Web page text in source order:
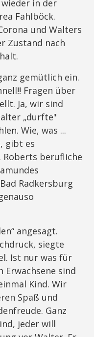
in der
Fahlböck.
und Walters
Zustand nach
gemütlich ein.
Fragen über
Ja, wir sind
„durfte"
Wie, was ...
gibt es
Roberts berufliche
Radkersburg
angesagt.
siegte
Ist nur was für
Erwachsene sind
Kind. Wir
Spaß und
Ganz
jeder will